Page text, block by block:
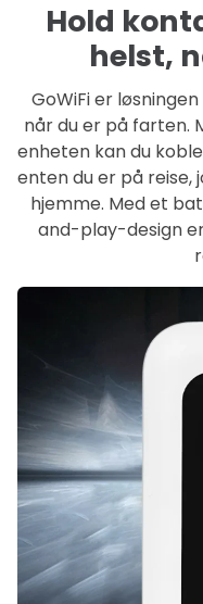
Hold
helst,
GoWiFi er
når du er på farten.
enheten kan du
enten du er på
hjemme. Med et
and-play-design